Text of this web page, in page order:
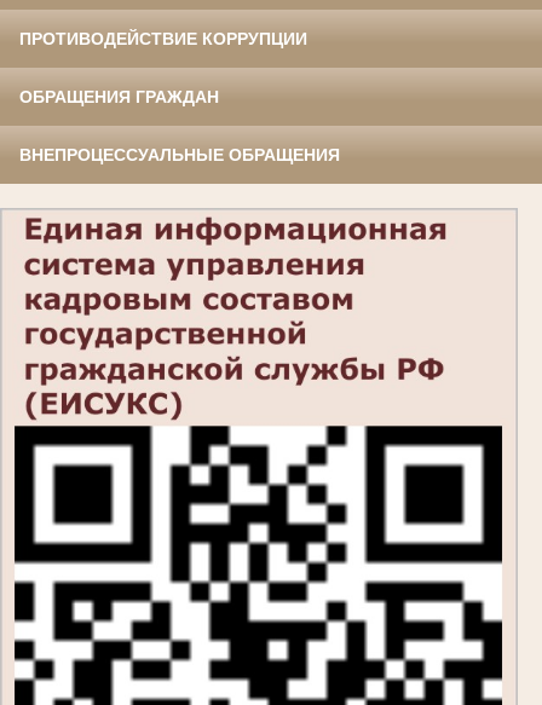
ПРОТИВОДЕЙСТВИЕ КОРРУПЦИИ
ОБРАЩЕНИЯ ГРАЖДАН
ВНЕПРОЦЕССУАЛЬНЫЕ ОБРАЩЕНИЯ